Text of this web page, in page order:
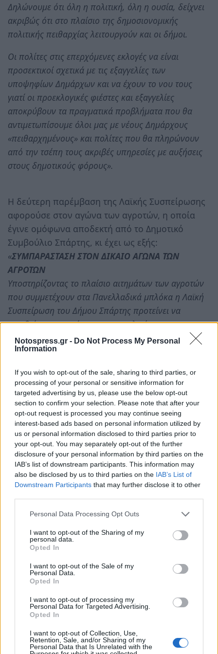
Notospress.gr - Do Not Process My Personal
Information
If you wish to opt-out of the sale, sharing to third parties, or
processing of your personal or sensitive information for
targeted advertising by us, please use the below opt-out
section to confirm your selection. Please note that after your
opt-out request is processed you may continue seeing
interest-based ads based on personal information utilized by
us or personal information disclosed to third parties prior to
your opt-out. You may separately opt-out of the further
disclosure of your personal information by third parties on the
IAB’s list of downstream participants. This information may
also be disclosed by us to third parties on the IAB’s List of
Downstream Participants that may further disclose it to other
Personal Data Processing Opt Outs
I want to opt-out of the Sharing of my
personal data.
Opted In
I want to opt-out of the Sale of my
Personal Data.
Opted In
I want to opt-out of processing my
Personal Data for Targeted Advertising.
Opted In
I want to opt-out of Collection, Use,
Retention, Sale, and/or Sharing of my
Personal Data that Is Unrelated with the
Δηλώνουμε ότι όλη η πολιτική, όλη η ουσία, δείχνει
ακριβώς ότι στο πλαίσιο της δημοσιονομικής
πολιτικής πειθαρχίας λειτουργούν και οι δήμοι.
Οι πολίτες στις επερχόμενες εκλογές να είναι
προσεκτικοί σχετικά με τις εξαγγελίες των
υποψηφίων Δημάρχων και να έχουν το νου τους
γιατί οι προεκλογικές φιέστες και εξαγγελίες
αποκρύβουν τα πραγματικά προβλήματα που θα
αντιμετωπίσουμε όλοι μας με νέους Δημάρχους
«πειθαρχημένους» και πολίτες που θα πληρώνουν
από την τσέπη τους ακριβές υπηρεσίες με αυξήσεις
στους δημοτικούς φόρους».
Η δεύτερη παρέμβαση της Λαϊκής Συσπείρωσης
αφορούσε στον αγώνα των αγροτών, η οποία
έγινε ομόφωνα αποδεκτή από το Δημοτικό
Συμβούλιο Σπάρτης, κι έχει ως εξής:
«ΣΥΜΠΑΡΑΣΤΑΣΗ ΣΤΟΝ ΔΙΚΑΙΟ ΑΓΩΝΑ ΤΩΝ
ΑΓΡΟΤΩΝ
Υποστηρίζοντας το πλαίσιο αιτημάτων των αγροτών
που συμμετέχουν στα Πανελλαδικά μπλόκα η Λαϊκή
Συσπείρωση του Δήμου Σπάρτης προτείνει να
ενταθεί η συμπαράσταση των πολιτών και των
προοδευτικών κινημάτων του Νομού ώστε γρήγορα
να κινηθεί ο ΕΛΓΑ για να δοθούν οι αποζημιώσεις και
Ιδιαίτερα τους τελευταίους μήνες με τα έντονα
καιρικά φαινόμενα είχαμε σοβαρές καταστροφές
στους παραγωγούς του δήμου μας.
Ζητούμε την άμεση και πλήρη αποζημίωσή τους. Δεν
είναι δυνατόν να στέλνει ο ΕΛΓΑ γεωπόνους μετά 3
μήνες για διαπίστωση καταστροφής φυτικής και
ζωικής παραγωγής.
Συντασσόμαστε με τα αιτήματα του αγροτικού
κόσμου που είναι τα εξής:
-- Μείωση του κόστους παραγωγής, με αφορολόγητο
ρεύματος κ.ά.
-- Αναπλήρωση του εισοδήματος που χάθηκε λόγω
των μεγάλων ζημιών στην παραγωγή (ελιές – λάδι)
που οι παραγωγοί έχασαν συνολικά 500 εκατ. ευρώ
- Αλλαγή του κανονισμού του ΕΛΓΑ και
χρηματοδότησή του από το κράτος, ώστε να
πληρώνονται αποζημιώσεις για το σύνολο των
ζημιών, χωρίς καθυστερήσεις.